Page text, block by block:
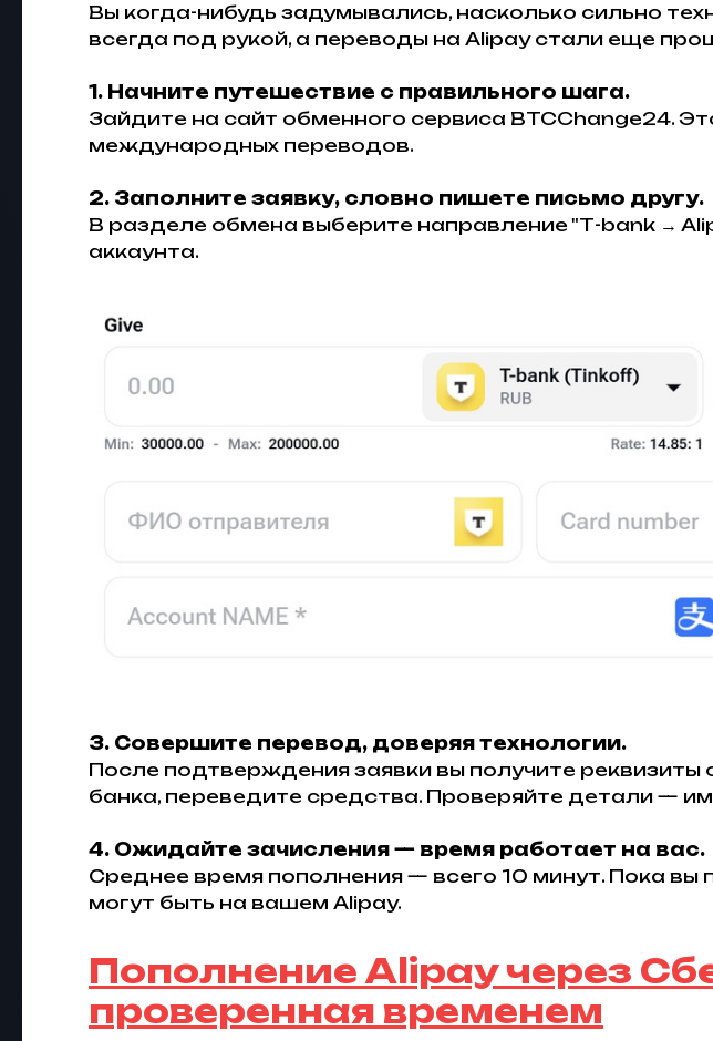
Вы когда-нибудь задумывались, насколько сильно
всегда под рукой, а переводы на Alipay стали еще
1. Начните путешествие с правильного шага.
Зайдите на сайт обменного сервиса BTCChange24.
международных переводов.
2. Заполните заявку, словно пишете письмо другу.
В разделе обмена выберите направление "Т-bank →
аккаунта.
3. Совершите перевод, доверяя технологии.
После подтверждения заявки вы получите
банка, переведите средства. Проверяйте детали —
4. Ожидайте зачисления — время работает на вас.
Среднее время пополнения — всего 10 минут. Пока
могут быть на вашем Alipay.
Пополнение Alipay через
проверенная временем